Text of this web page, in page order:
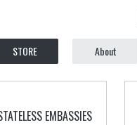
STORE About
EMBASSIES